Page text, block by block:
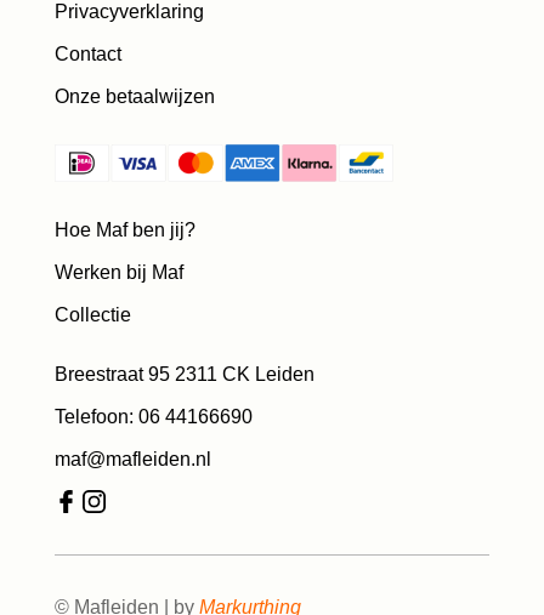
Privacyverklaring
Contact
Onze betaalwijzen
Hoe Maf ben jij?
Werken bij Maf
Collectie
Breestraat 95 2311 CK Leiden
Telefoon: 06 44166690
maf@mafleiden.nl
© Mafleiden | by Markurthing